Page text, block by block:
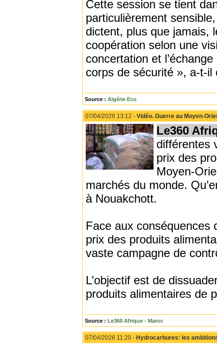
Cette session se tient
particulièrement
dictent, plus que jamais,
coopération selon une
concertation et
corps de sécurité », a-t-il
Source : Algérie Eco
07/04/2026 13:12 - Vidéo. Guerre au Moyen-
Le360
différentes
prix des
Moyen-
marchés du monde.
à Nouakchott.
Face aux conséquences
prix des produits
vaste campagne de
L’objectif est de
produits alimentaires de
Source : Le360 Afrique - Maroc
07/04/2026 11:20 - Hydrocarbures: les